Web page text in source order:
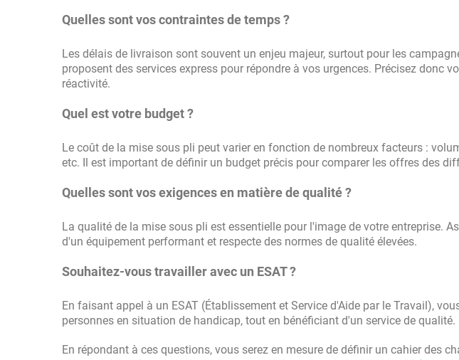
Quelles sont vos contraintes de temps ?
Les délais de livraison sont souvent un enjeu majeur, surtout pour les
proposent des services express pour répondre à vos urgences. Précisez donc
réactivité.
Quel est votre budget ?
Le coût de la mise sous pli peut varier en fonction de nombreux facteurs :
etc. Il est important de définir un budget précis pour comparer les offres des
Quelles sont vos exigences en matière de qualité ?
La qualité de la mise sous pli est essentielle pour l'image de votre entreprise.
d'un équipement performant et respecte des normes de qualité élevées.
Souhaitez-vous travailler avec un ESAT ?
En faisant appel à un ESAT (Établissement et Service d'Aide par le Travail),
personnes en situation de handicap, tout en bénéficiant d'un service de qualité.
En répondant à ces questions, vous serez en mesure de définir un cahier des